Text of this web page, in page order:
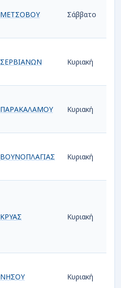
ΜΕΤΣΟΒΟΥ Σάββατο
ΣΕΡΒΙΑΝΩΝ Κυριακή
ΠΑΡΑΚΑΛΑΜΟΥ Κυριακή
ΒΟΥΝΟΠΛΑΓΙΑΣ Κυριακή
ΚΡΥΑΣ Κυριακή
ΝΗΣΟΥ Κυριακή